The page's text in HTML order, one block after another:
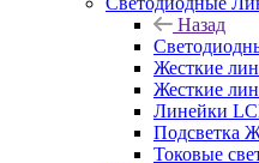
Назад
Жесткие
Жесткие
Линейки
Подсветка
Токовые